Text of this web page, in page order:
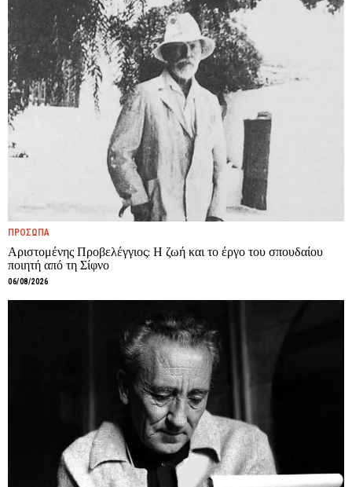
ΠΡΟΣΩΠΑ
Αριστομένης Προβελέγγιος: Η ζωή και το έργο του σπουδαίου
ποιητή από τη Σίφνο
06/08/2026